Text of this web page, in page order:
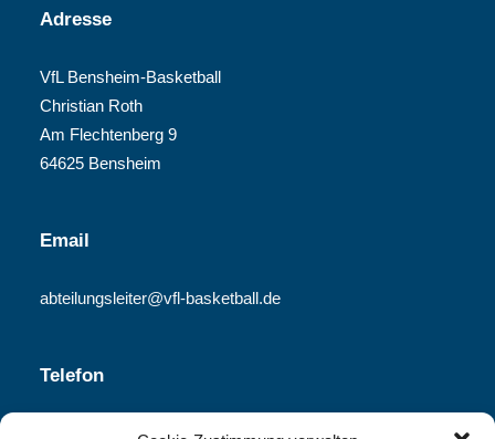
Adresse
VfL Bensheim-Basketball
Christian Roth
Am Flechtenberg 9
64625 Bensheim
Email
abteilungsleiter@vfl-basketball.de
Telefon
06251-840 340